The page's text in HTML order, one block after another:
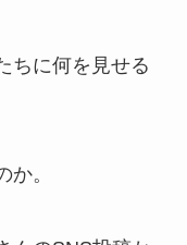
ちに何を見せる
。